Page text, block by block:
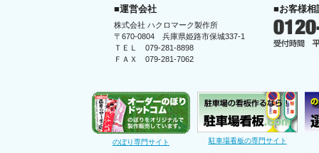
■運営会社
株式会社 ハクロマーク製作所
〒670-0804 兵庫県姫路市保城337-1
ＴＥＬ 079-281-8898
ＦＡＸ 079-281-7062
■お客様相
のぼり専門サイト 駐車場看板の専門サイト